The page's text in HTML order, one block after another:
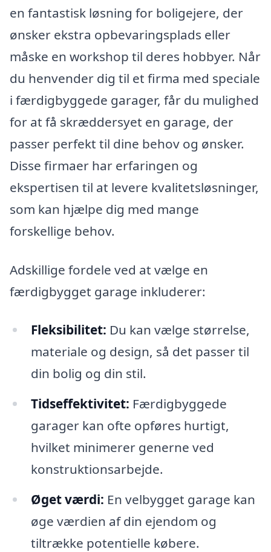
en fantastisk løsning for boligejere, der
ønsker ekstra opbevaringsplads eller
måske en workshop til deres hobbyer. Når
du henvender dig til et firma med speciale
i færdigbyggede garager, får du mulighed
for at få skræddersyet en garage, der
passer perfekt til dine behov og ønsker.
Disse firmaer har erfaringen og
ekspertisen til at levere kvalitetsløsninger,
som kan hjælpe dig med mange
forskellige behov.
Adskillige fordele ved at vælge en
færdigbygget garage inkluderer:
Fleksibilitet: Du kan vælge størrelse,
materiale og design, så det passer til
din bolig og din stil.
Tidseffektivitet: Færdigbyggede
garager kan ofte opføres hurtigt,
hvilket minimerer generne ved
konstruktionsarbejde.
Øget værdi: En velbygget garage kan
øge værdien af din ejendom og
tiltrække potentielle købere.